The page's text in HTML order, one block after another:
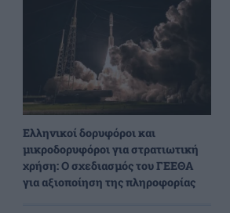
Ελληνικοί δορυφόροι και
μικροδορυφόροι για στρατιωτική
χρήση: Ο σχεδιασμός του ΓΕΕΘΑ
για αξιοποίηση της πληροφορίας